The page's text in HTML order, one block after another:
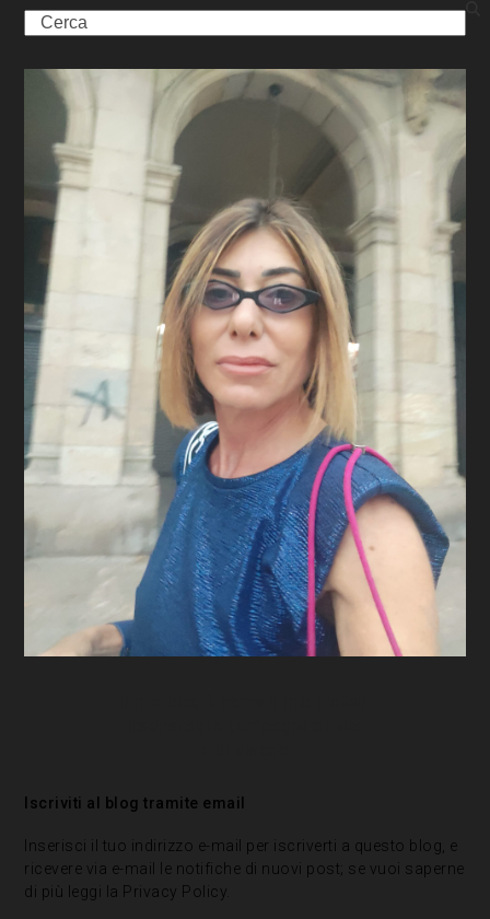
Search
Iscriviti al blog tramite email
Inserisci il tuo indirizzo e-mail per iscriverti a questo blog, e
ricevere via e-mail le notifiche di nuovi post; se vuoi saperne
di più leggi la Privacy Policy